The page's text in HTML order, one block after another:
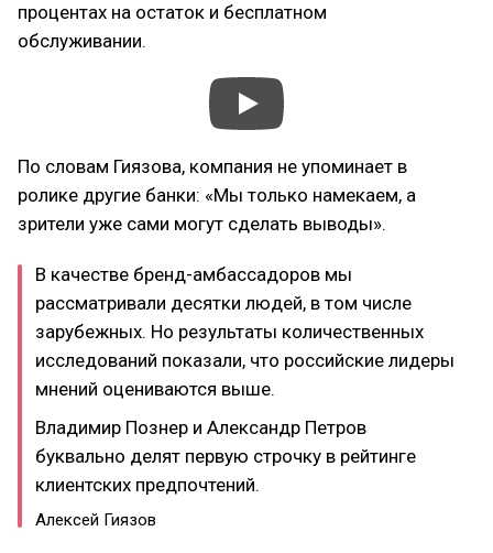
процентах на остаток и бесплатном
обслуживании.
По словам Гиязова, компания не упоминает в
ролике другие банки: «Мы только намекаем, а
зрители уже сами могут сделать выводы».
В качестве бренд-амбассадоров мы
рассматривали десятки людей, в том числе
зарубежных. Но результаты количественных
исследований показали, что российские лидеры
мнений оцениваются выше.
Владимир Познер и Александр Петров
буквально делят первую строчку в рейтинге
клиентских предпочтений.
Алексей Гиязов